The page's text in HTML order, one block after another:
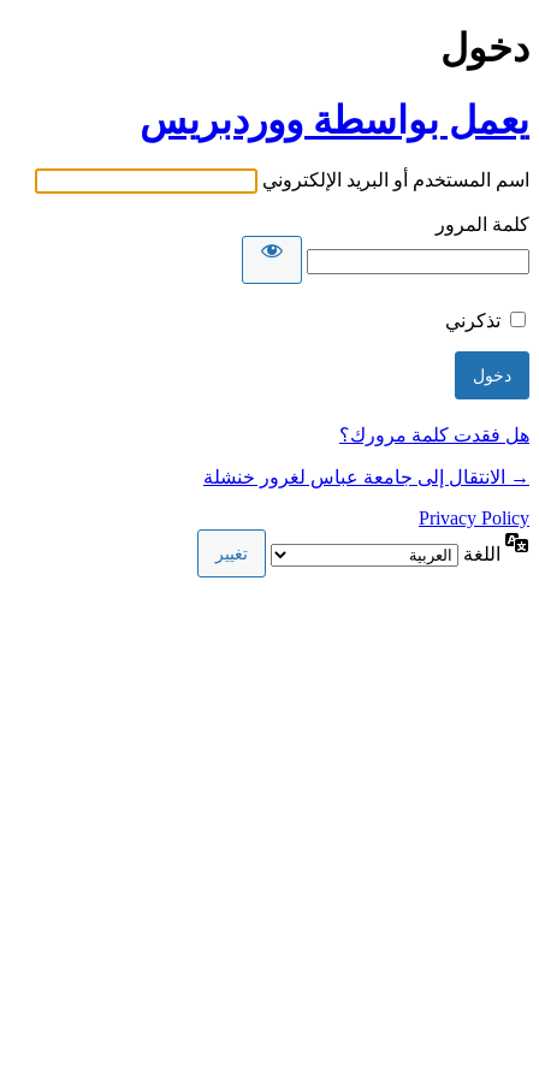
دخول
يعمل بواسطة ووردبريس
اسم المستخدم أو البريد الإلكتروني
كلمة المرور
تذكرني
هل فقدت كلمة مرورك؟
→ الانتقال إلى جامعة عباس لغرور خنشلة
Privacy Policy
اللغة